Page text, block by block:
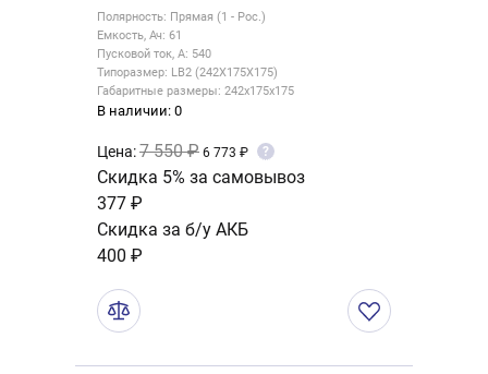
Полярность: Прямая (1 - Рос.)
Емкость, Ач: 61
Пусковой ток, А: 540
Типоразмер: LB2 (242X175X175)
Габаритные размеры: 242x175x175
В наличии: 0
Цена:7 550 ₽ 6 773 ₽ ?
Скидка 5% за самовывоз
377 ₽
Скидка за б/у АКБ
400 ₽